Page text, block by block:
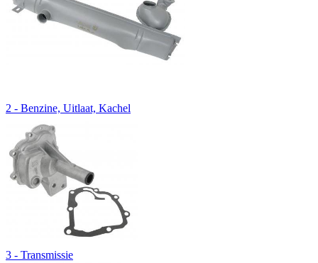
2 - Benzine, Uitlaat, Kachel
3 - Transmissie